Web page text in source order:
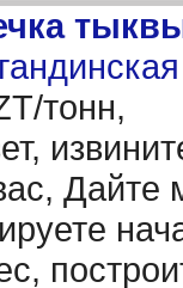
тонн,
Дайте